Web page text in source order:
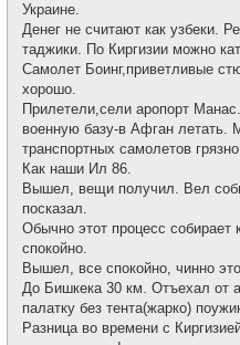
Украине.
Денег не считают как узбеки.
таджики. По Киргизии можно
Самолет Боинг,приветливые
хорошо.
Прилетели,сели аропорт
военную базу-в Афган летать.
транспортных самолетов
Как наши Ил 86.
Вышел, вещи получил. Вел
посказал.
Обычно этот процесс собирает
спокойно.
Вышел, все спокойно, чинно
До Бишкека 30 км. Отъехал от
палатку без тента(жарко)
Разница во времени с